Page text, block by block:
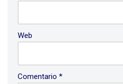
Web
Comentario *